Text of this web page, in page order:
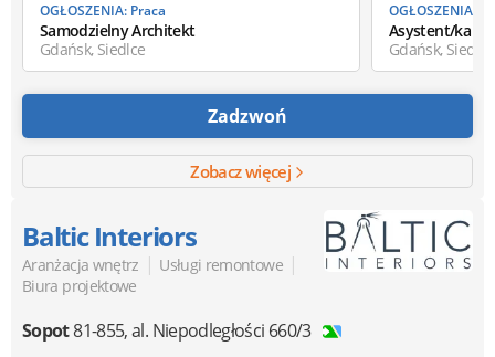
OGŁOSZENIA: Praca
Samodzielny Architekt
Gdańsk, Siedlce
OGŁOSZENIA:
Asystent/ka
Gdańsk, Siedlce
Zadzwoń
Zobacz więcej
Baltic Interiors
Aranżacja wnętrz | Usługi remontowe |
Biura projektowe
Sopot81-855,al. Niepodległości 660/3